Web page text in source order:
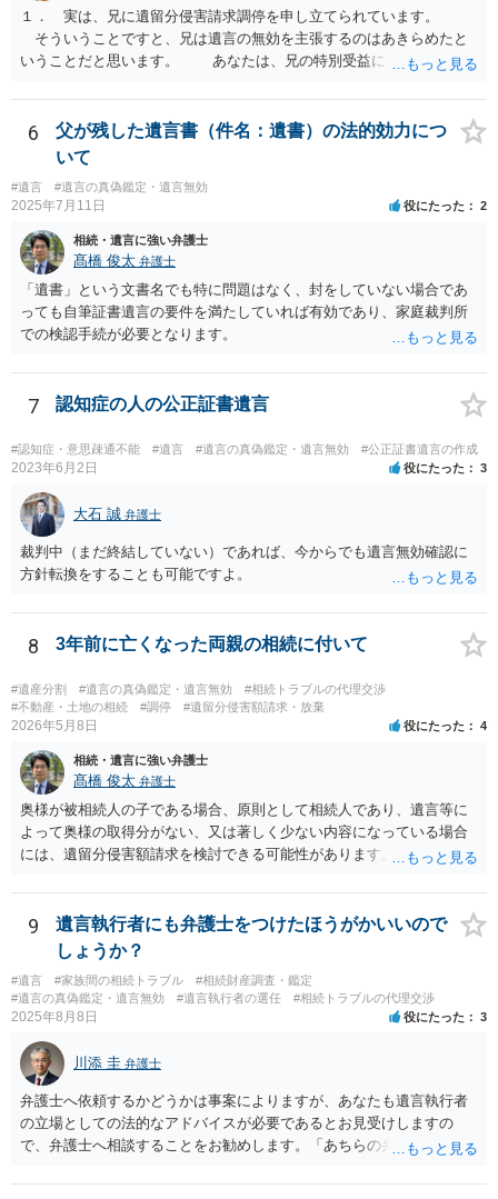
１． 実は、兄に遺留分侵害請求調停を申し立てられています。
そういうことですと、兄は遺言の無効を主張するのはあきらめたと
いうことだと思います。 あなたは、兄の特別受益について立証し
詳しい事情を話して相談された方がよいと思います。
6
父が残した遺言書（件名：遺書）の法的効力につ
いて
#遺言 #遺言の真偽鑑定・遺言無効
2025年7月11日 役にたった 2
相続・遺言に強い弁護士
髙橋 俊太 弁護士
「遺書」という文書名でも特に問題はなく、封をしていない場合であ
っても自筆証書遺言の要件を満たしていれば有効であり、家庭裁判所
での検認手続が必要となります。
7 認知症の人の公正証書遺言
#認知症・意思疎通不能 #遺言 #遺言の真偽鑑定・遺言無効 #公正証書遺言の作成
2023年6月2日 役にたった 3
大石 誠 弁護士
裁判中（まだ終結していない）であれば、今からでも遺言無効確認に
方針転換をすることも可能ですよ。
8 3年前に亡くなった両親の相続に付いて
#遺産分割 #遺言の真偽鑑定・遺言無効
#相続トラブルの代理交渉
#不動産・土地の相続
#調停 #遺留分侵害額請求・放棄
2026年5月8日 役にたった 4
相続・遺言に強い弁護士
髙橋 俊太 弁護士
奥様が被相続人の子である場合、原則として相続人であり、遺言等に
よって奥様の取得分がない、又は著しく少ない内容になっている場合
には、遺留分侵害額請求を検討できる可能性があります。ただし、
記の義務化に関する説明と混同されている可能性があります。相続登
記については、不動産を相続で取得したことを知った日から３年以内
に申請する義務があります。一方、遺留分侵害額請求は、相続開始お
よび遺留分を侵害する贈与・遺贈があったことを知った時から１年で
時効にかかります。また、相続開始から１０年が経過すると、認識の
有無にかかわらず行使できなくなります。 奥様がご両親の死亡を最近
効がいつから進むかは慎重に検討する必要があります。ただし、死亡
から３年が経過しているとのことですので、早急に戸籍、遺言の有
無、不動産登記、遺産分割協議書の有無を確認した方がよいでしょ
う。特に、お姉様側だけで不動産名義を変更している場合、遺言があ
ったのか、遺産分割協議書が作成されているのか、奥様の署名押印が
以前に、法定相続分や遺産分割未了の問題として整理すべき場合もあ
9
遺言執行者にも弁護士をつけたほうがかいいので
しょうか？
#遺言 #家族間の相続トラブル
#相続財産調査・鑑定
#遺言の真偽鑑定・遺言無効
#遺言執行者の選任 #相続トラブルの代理交渉
2025年8月8日 役にたった 3
川添 圭 弁護士
弁護士へ依頼するかどうかは事案によりますが、あなたも遺言執行者
の立場としての法的なアドバイスが必要であるとお見受けしますの
で、弁護士へ相談することをお勧めします。「あちらの弁護士」（元
誘導しかしてこないと思います。